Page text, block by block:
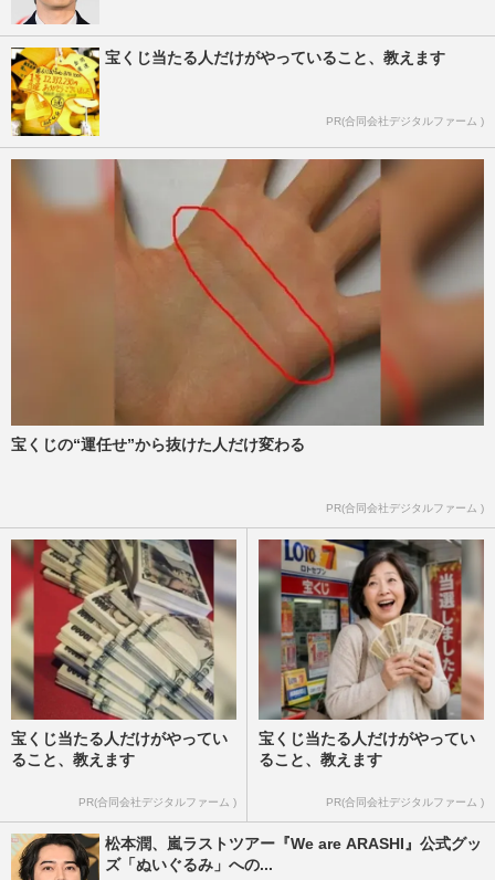
宝くじ当たる人だけがやっていること、教えます
PR(合同会社デジタルファーム )
宝くじの“運任せ”から抜けた人だけ変わる
PR(合同会社デジタルファーム )
宝くじ当たる人だけがやってい
ること、教えます
PR(合同会社デジタルファーム )
宝くじ当たる人だけがやってい
ること、教えます
PR(合同会社デジタルファーム )
松本潤、嵐ラストツアー『We are ARASHI』公式グッ
ズ「ぬいぐるみ」への...